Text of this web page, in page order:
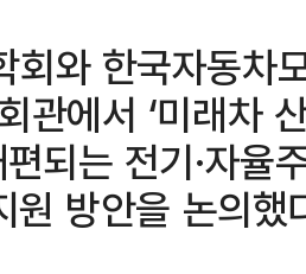
회와 한국자동차
관에서 ‘미래차
되는 전기·자율
원 방안을 논의했